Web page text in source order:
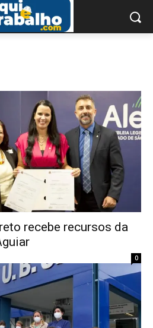
recebe recursos da
0